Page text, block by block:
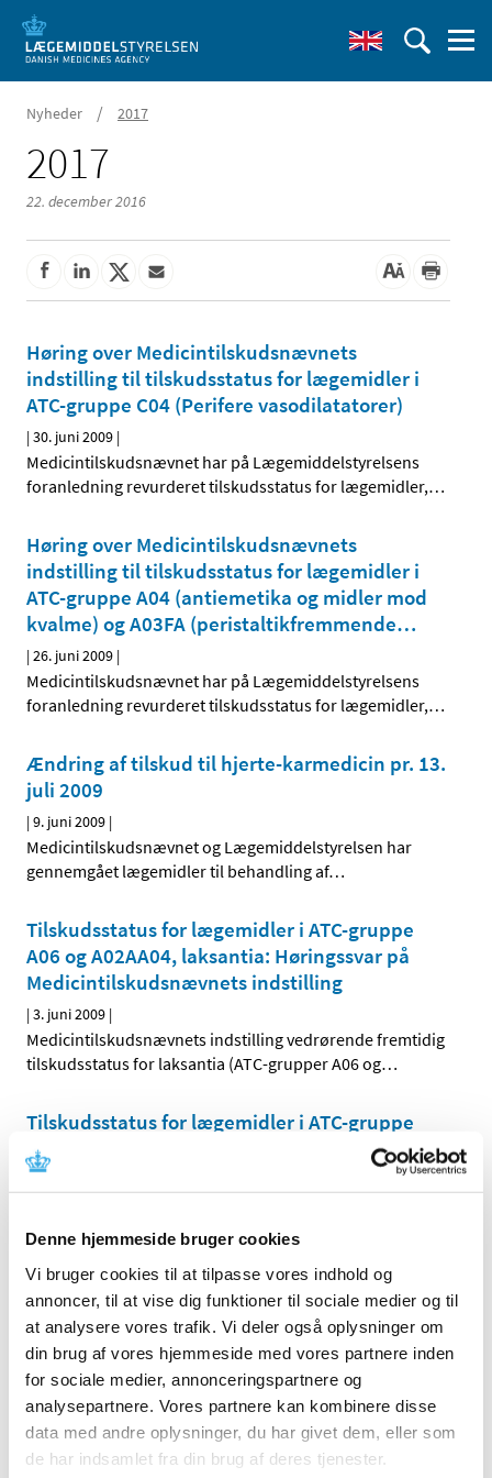
Denne hjemmeside bruger cookies
Vi bruger cookies til at tilpasse vores indhold og
annoncer, til at vise dig funktioner til sociale medier og til
at analysere vores trafik. Vi deler også oplysninger om
din brug af vores hjemmeside med vores partnere inden
for sociale medier, annonceringspartnere og
analysepartnere. Vores partnere kan kombinere disse
data med andre oplysninger, du har givet dem, eller som
de har indsamlet fra din brug af deres tjenester.
Nyheder / 2017
2017
22. december 2016
Høring over Medicintilskudsnævnets
indstilling til tilskudsstatus for lægemidler i
ATC-gruppe C04 (Perifere vasodilatatorer)
|30. juni 2009 |
Medicintilskudsnævnet har på Lægemiddelstyrelsens
foranledning revurderet tilskudsstatus for lægemidler,…
Høring over Medicintilskudsnævnets
indstilling til tilskudsstatus for lægemidler i
ATC-gruppe A04 (antiemetika og midler mod
kvalme) og A03FA (peristaltik­fremmende…
|26. juni 2009 |
Medicintilskudsnævnet har på Lægemiddelstyrelsens
foranledning revurderet tilskudsstatus for lægemidler,…
Ændring af tilskud til hjerte-karmedicin pr. 13.
juli 2009
|9. juni 2009 |
Medicintilskudsnævnet og Lægemiddelstyrelsen har
gennemgået lægemidler til behandling af…
Tilskudsstatus for lægemidler i ATC-gruppe
A06 og A02AA04, laksantia: Høringssvar på
Medicintilskudsnævnets indstilling
|3. juni 2009 |
Medicintilskudsnævnets indstilling vedrørende fremtidig
tilskudsstatus for laksantia (ATC-grupper A06 og…
Tilskudsstatus for lægemidler i ATC-gruppe
A08, fedmemidler ekskl. diætmidler:
Høringssvar på Medicintilskudsnævnets
indstilling
|3. juni 2009|
tilskudsstatus for fedmemidler ekskl. diætmidler…
Alle (2506)
TID
2026 (84)
2025 (158)